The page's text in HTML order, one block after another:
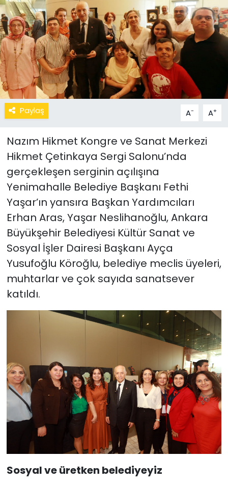
Paylaş A- A+
Nazım Hikmet Kongre ve Sanat Merkezi
Hikmet Çetinkaya Sergi Salonu’nda
gerçekleşen serginin açılışına
Yenimahalle Belediye Başkanı Fethi
Yaşar’ın yansıra Başkan Yardımcıları
Erhan Aras, Yaşar Neslihanoğlu, Ankara
Büyükşehir Belediyesi Kültür Sanat ve
Sosyal İşler Dairesi Başkanı Ayça
Yusufoğlu Köroğlu, belediye meclis üyeleri,
muhtarlar ve çok sayıda sanatsever
katıldı.
Sosyal ve üretken belediyeyiz